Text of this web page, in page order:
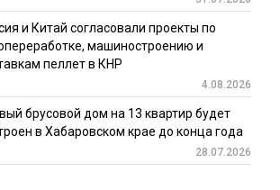
и Китай согласовали проекты по
машиностроению и
пеллет в КНР
4.08.2026
брусовой дом на 13 квартир будет
в Хабаровском крае до конца года
28.07.2026